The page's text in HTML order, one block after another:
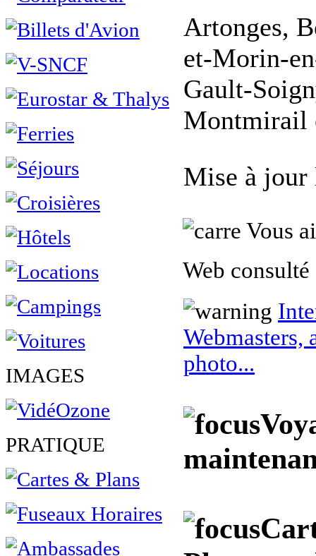
IMAGES
PRATIQUE
Artonges,
et-Morin-
Gault-
Montmirail
Mise à jour
Vous
Web
photo...